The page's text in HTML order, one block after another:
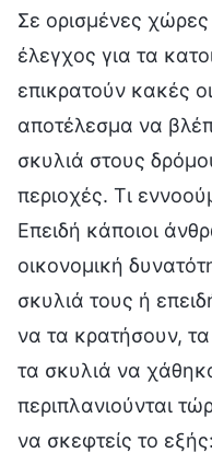
Σε ορισμένες
έλεγχος για τα
επικρατούν κακές
αποτέλεσμα να
σκυλιά στους
περιοχές. Τι
Επειδή κάποιοι
οικονομική
σκυλιά τους ή
να τα κρατήσουν,
τα σκυλιά να
περιπλανιούνται
να σκεφτείς το